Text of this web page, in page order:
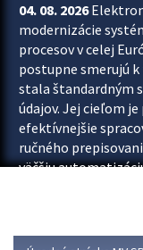
04. 08. 2026
modernizácie
procesov v celej
postupne smerujú
stala štandardným
údajov. Jej cieľom
efektívnejšie
ručného
väčšiu
fakturácia preto